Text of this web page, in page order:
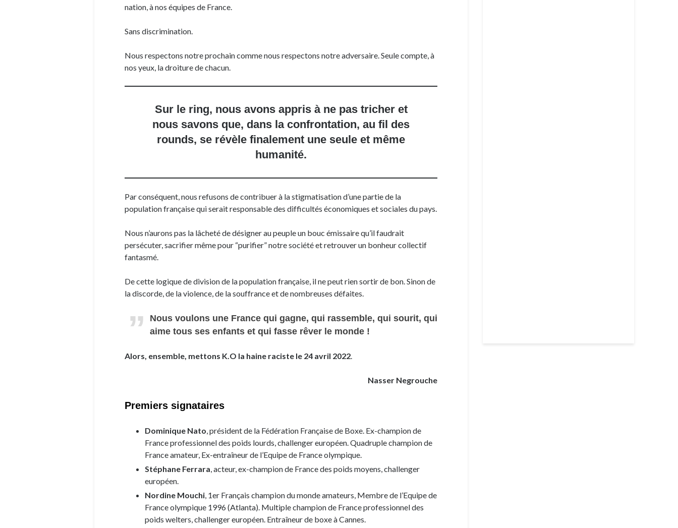
nation, à nos équipes de France.
Sans discrimination.
Nous respectons notre prochain comme nous respectons notre adversaire. Seule compte, à
nos yeux, la droiture de chacun.
Sur le ring, nous avons appris à ne pas tricher et
nous savons que, dans la confrontation, au fil des
rounds, se révèle finalement une seule et même
humanité.
Par conséquent, nous refusons de contribuer à la stigmatisation d’une partie de la
population française qui serait responsable des difficultés économiques et sociales du pays.
Nous n’aurons pas la lâcheté de désigner au peuple un bouc émissaire qu’il faudrait
persécuter, sacrifier même pour “purifier” notre société et retrouver un bonheur collectif
fantasmé.
De cette logique de division de la population française, il ne peut rien sortir de bon. Sinon de
la discorde, de la violence, de la souffrance et de nombreuses défaites.
Nous voulons une France qui gagne, qui rassemble, qui sourit, qui
aime tous ses enfants et qui fasse rêver le monde !
Alors, ensemble, mettons K.O la haine raciste le 24 avril 2022.
Nasser Negrouche
Premiers signataires
Dominique Nato, président de la Fédération Française de Boxe. Ex-champion de
France professionnel des poids lourds, challenger européen. Quadruple champion de
France amateur, Ex-entraîneur de l’Equipe de France olympique.
Stéphane Ferrara, acteur, ex-champion de France des poids moyens, challenger
européen.
Nordine Mouchi, 1er Français champion du monde amateurs, Membre de l’Equipe de
France olympique 1996 (Atlanta). Multiple champion de France professionnel des
poids welters, challenger européen. Entraîneur de boxe à Cannes.